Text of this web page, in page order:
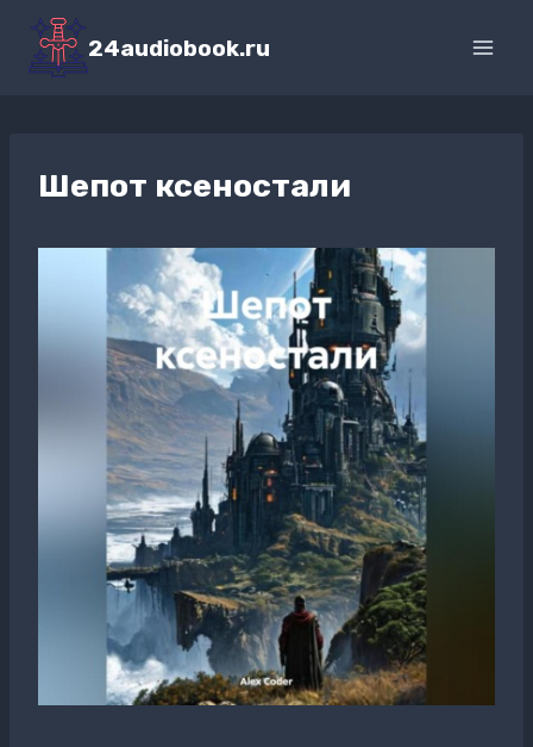
Перейти
содержимому
24audiobook.ru
Шепот ксеностали